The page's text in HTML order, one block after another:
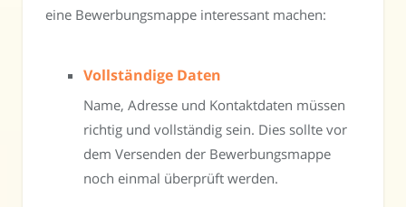
eine Bewerbungsmappe interessant machen:
Vollständige Daten
Name, Adresse und Kontaktdaten müssen
richtig und vollständig sein. Dies sollte vor
dem Versenden der Bewerbungsmappe
noch einmal überprüft werden.